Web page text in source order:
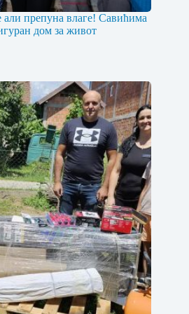
препуна влаге! Савићима
дом за живот